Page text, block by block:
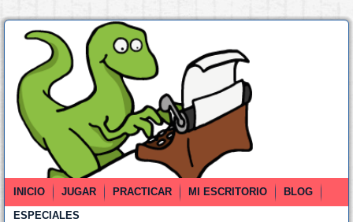
INICIO JUGAR PRACTICAR MI ESCRITORIO
BLOG
ESPECIALES